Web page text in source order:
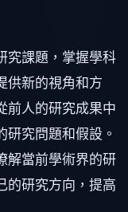
究課題，掌握學科
供新的視角和方
前人的研究成果中
研究問題和假設。
解當前學術界的研
的研究方向，提高